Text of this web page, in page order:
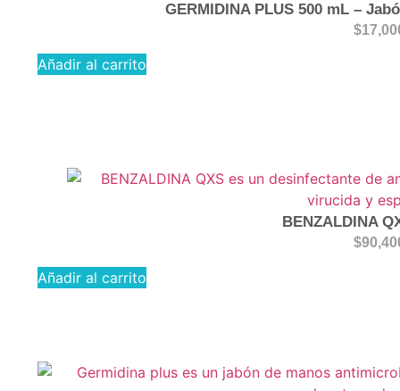
GERMIDINA PLUS 500 mL –
$
Añadir al carrito
BENZALDINA
$
Añadir al carrito